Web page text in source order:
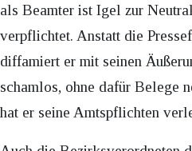
als Beamter ist Igel zur
verpflichtet. Anstatt die
diffamiert er mit seinen
schamlos, ohne dafür Belege
hat er seine Amtspflichten